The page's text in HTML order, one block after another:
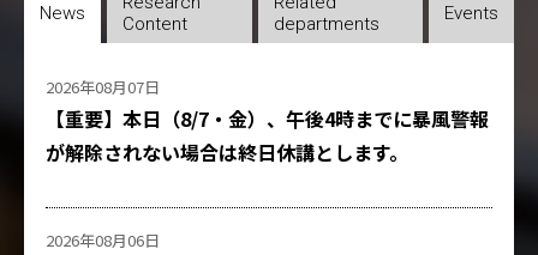
News
Content
departments
Events
2026年08月07日
【重要】本日（8/7・金）、午後4時までに暴風警報
が解除されない場合は終日休講とします。
2026年08月06日